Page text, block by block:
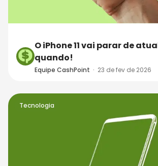
O iPhone 11 vai parar de
quando!
Equipe CashPoint · 23 de fev de 2026
Tecnologia